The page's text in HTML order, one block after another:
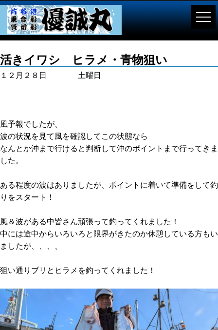
活きイワシ ヒラメ・青物狙い
１２月２８日 土曜日
風予報でしたが、
波の状況を見て風を確認してこの状態なら
なんとか沖まで行けると判断して沖のポイントまで行ってきま
した。
ある程度の波はありましたが、ポイントに着いて準備をして釣
りをスタート！
風＆波がある中皆さん頑張って釣ってくれました！
中には途中からいろいろと限界がきたのか休憩している方もい
ましたが、、、、
狙い通りブリとヒラメを釣ってくれました！